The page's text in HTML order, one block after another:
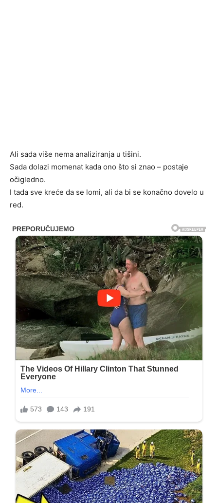
Ali sada više nema analiziranja u tišini.
Sada dolazi momenat kada ono što si znao – postaje
očigledno.
I tada sve kreće da se lomi, ali da bi se konačno dovelo u
red.